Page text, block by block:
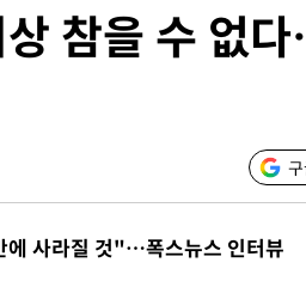
락
주·윤난실
' 30도 넘어
6478.75 개장
최대
능성도
참을 수 없
에 사라질 것"…폭스뉴스 인터뷰